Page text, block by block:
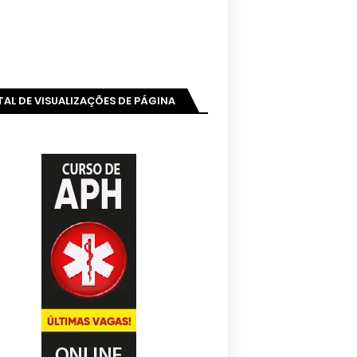
DE VISUALIZAÇÕES DE PÁGINA